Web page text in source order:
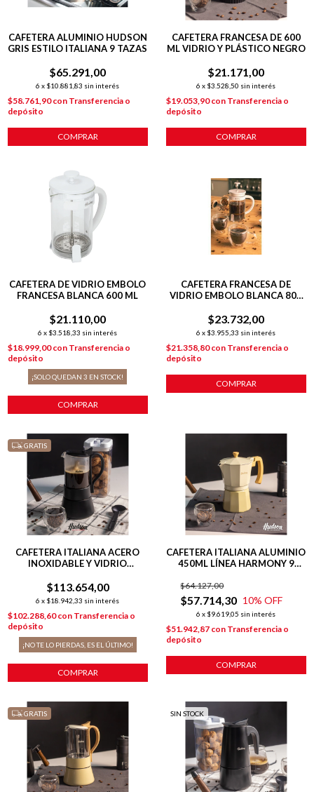
CAFETERA ALUMINIO HUDSON
GRIS ESTILO ITALIANA 9 TAZAS
$65.291,00
6 x $10.881,83 sin interés
$58.761,90con Transferencia o
depósito
COMPRAR
CAFETERA FRANCESA DE 600
ML VIDRIO Y PLÁSTICO NEGRO
$21.171,00
6 x $3.528,50 sin interés
$19.053,90con Transferencia o
depósito
COMPRAR
CAFETERA DE VIDRIO EMBOLO
FRANCESA BLANCA 600 ML
$21.110,00
6 x $3.518,33 sin interés
$18.999,00con Transferencia o
depósito
¡SOLO QUEDAN3 EN STOCK!
COMPRAR
CAFETERA FRANCESA DE
VIDRIO EMBOLO BLANCA 800
$23.732,00
6 x $3.955,33 sin interés
$21.358,80con Transferencia o
depósito
COMPRAR
GRATIS
CAFETERA ITALIANA ACERO
INOXIDABLE Y VIDRIO
$113.654,00
6 x $18.942,33 sin interés
$102.288,60con Transferencia o
depósito
¡NO TE LO PIERDAS, ES EL ÚLTIMO!
COMPRAR
CAFETERA ITALIANA ALUMINIO
450ML LÍNEA HARMONY 9
$57.714,30
$64.127,00
10% OFF
6 x $9.619,05 sin interés
$51.942,87 con Transferencia o
depósito
COMPRAR
GRATIS SIN STOCK